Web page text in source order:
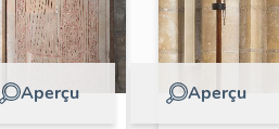
Aperçu Aperçu